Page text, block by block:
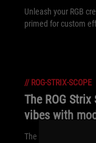
Unleash your RGB
primed for custom
// ROG-STRIX-SCOPE
The ROG
vibes with
The ROG Strix